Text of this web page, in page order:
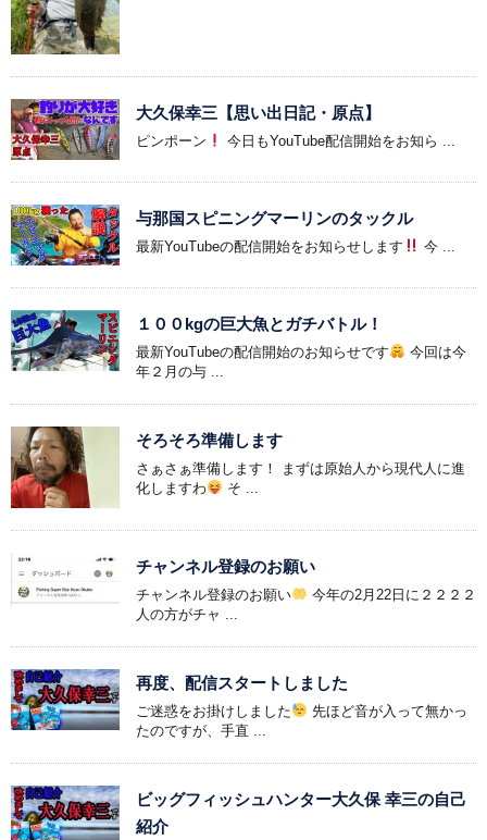
大久保幸三【思い出日記・原点】
ピンポーン 今日もYouTube配信開始をお知ら ...
与那国スピニングマーリンのタックル
最新YouTubeの配信開始をお知らせします 今 ...
１００kgの巨大魚とガチバトル！
最新YouTubeの配信開始のお知らせです
今回は今
年２月の与 ...
そろそろ準備します
さぁさぁ準備します！ まずは原始人から現代人に進
化しますわ
そ ...
チャンネル登録のお願い
チャンネル登録のお願い
今年の2月22日に２２２２
人の方がチャ ...
再度、配信スタートしました
ご迷惑をお掛けしました
先ほど音が入って無かっ
たのですが、手直 ...
ビッグフィッシュハンター大久保 幸三の自己
紹介